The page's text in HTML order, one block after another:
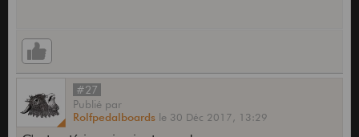
#27
Publié par
Rolfpedalboards le 30 Déc 2017, 13:29